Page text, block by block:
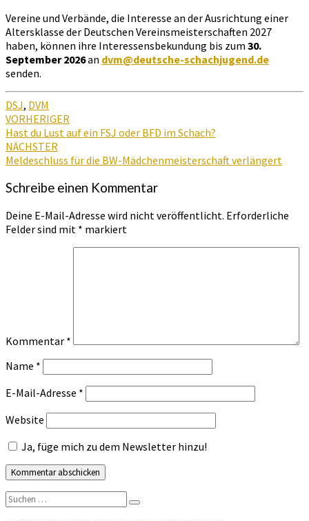
Vereine und Verbände, die Interesse an der Ausrichtung einer
Altersklasse der Deutschen Vereinsmeisterschaften 2027
haben, können ihre Interessensbekundung bis zum 30.
September 2026an dvm@deutsche-schachjugend.de
senden.
DSJ, DVM
Beitragsnavigation
VORHERIGER
Hast du Lust auf ein FSJ oder BFD im Schach?
NÄCHSTER
Meldeschluss für die BW-Mädchenmeisterschaft verlängert
Schreibe einen Kommentar
Deine E-Mail-Adresse wird nicht veröffentlicht. Erforderliche
Felder sind mit * markiert
Kommentar *
Name *
E-Mail-Adresse *
Website
Ja, füge mich zu dem Newsletter hinzu!
Suchen
nach:
Suchen